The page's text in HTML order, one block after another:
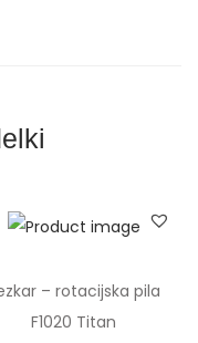
– rotacijska pila
F1020 Titan